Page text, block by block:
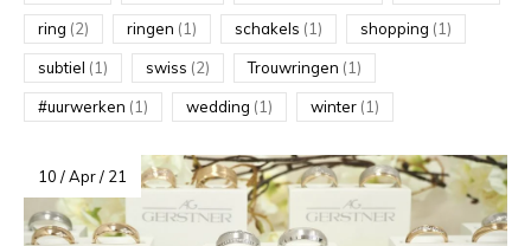
ring (2) ringen (1) schakels (1) shopping (1)
subtiel (1) swiss (2) Trouwringen (1)
#uurwerken (1) wedding (1) winter (1)
10 / Apr / 21